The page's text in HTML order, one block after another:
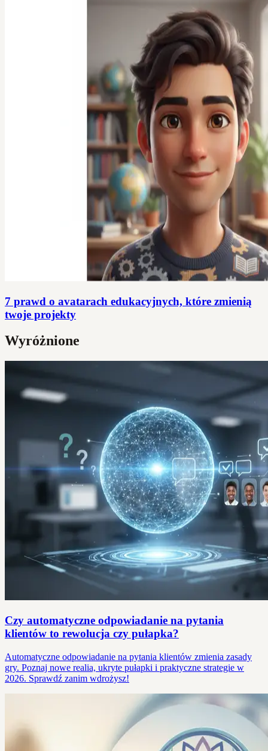
7 prawd o avatarach edukacyjnych, które zmienią
twoje projekty
Wyróżnione
Czy automatyczne odpowiadanie na pytania
klientów to rewolucja czy pułapka?
Automatyczne odpowiadanie na pytania klientów zmienia zasady
gry. Poznaj nowe realia, ukryte pułapki i praktyczne strategie w
2026. Sprawdź zanim wdrożysz!